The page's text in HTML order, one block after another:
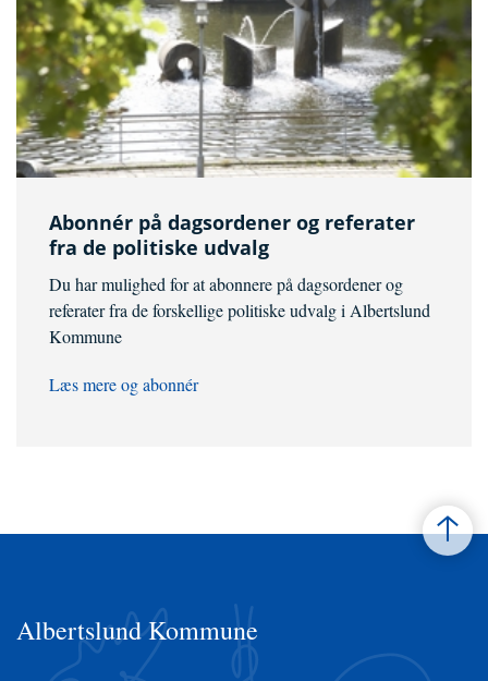
Abonnér på dagsordener og referater
fra de politiske udvalg
Du har mulighed for at abonnere på dagsordener og
referater fra de forskellige politiske udvalg i Albertslund
Kommune
Læs mere og abonnér
Albertslund Kommune